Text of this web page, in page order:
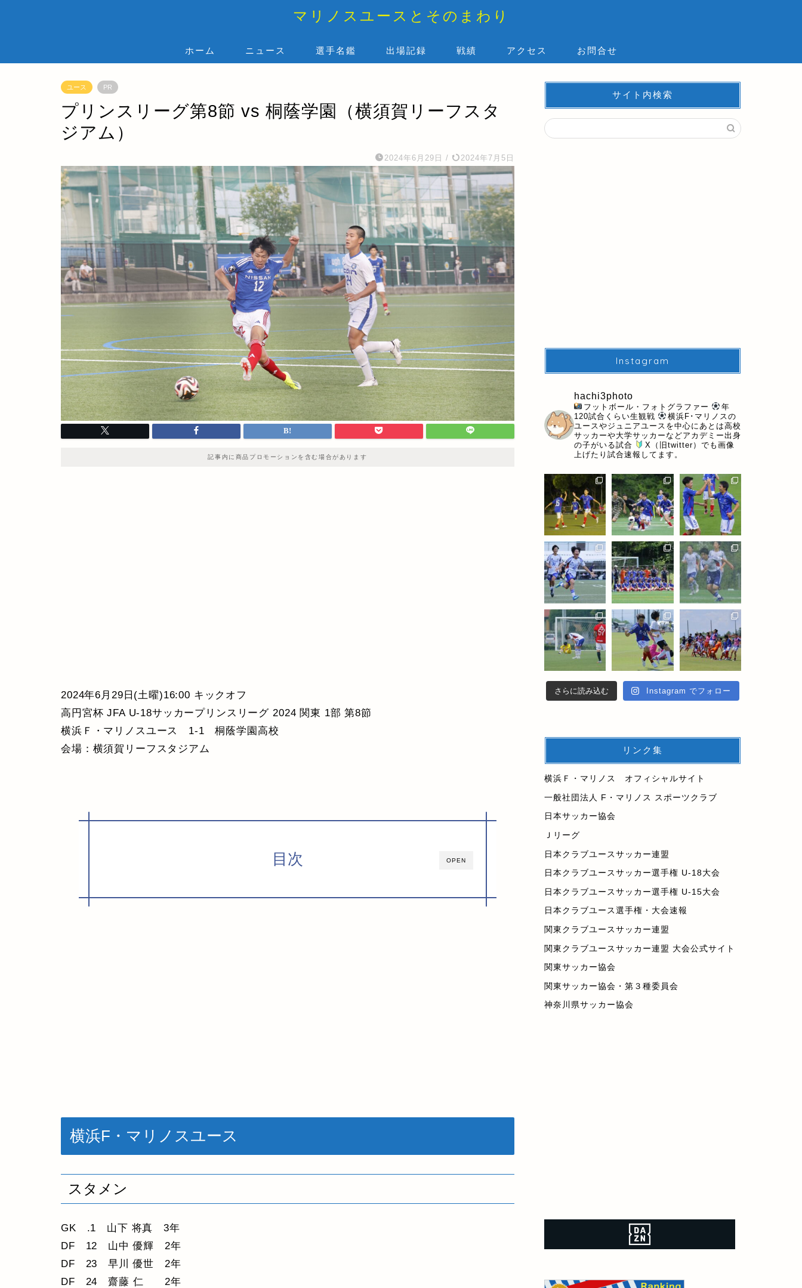
マリノスユースとそのまわり
ホーム ニュース 選手名鑑 出場記録 戦績 アクセス お問合せ
ユース PR
プリンスリーグ第8節 vs 桐蔭学園（横須賀リーフスタ
ジアム）
2024年6月29日 / 2024年7月5日
記事内に商品プロモーションを含む場合があります
2024年6月29日(土曜)16:00 キックオフ
高円宮杯 JFA U-18サッカープリンスリーグ 2024 関東 1部 第8節
横浜Ｆ・マリノスユース 1-1 桐蔭学園高校
会場：横須賀リーフスタジアム
OPEN
目次
横浜F・マリノスユース
スタメン
GK .1 山下 将真 3年
DF 12 山中 優輝 2年
DF 23 早川 優世 2年
DF 24 齋藤 仁 2年
サイト内検索
Instagram
hachi3photo
フットボール・フォトグラファー
年
120試合くらい生観戦
横浜F･マリノスの
ユースやジュニアユースを中心にあとは高校
サッカーや大学サッカーなどアカデミー出身
の子がいる試合
X（旧twitter）でも画像
上げたり試合速報してます。
さらに読み込む Instagram でフォロー
リンク集
横浜Ｆ・マリノス オフィシャルサイト
一般社団法人 F・マリノス スポーツクラブ
日本サッカー協会
Ｊリーグ
日本クラブユースサッカー連盟
日本クラブユースサッカー選手権 U-18大会
日本クラブユースサッカー選手権 U-15大会
日本クラブユース選手権・大会速報
関東クラブユースサッカー連盟
関東クラブユースサッカー連盟 大会公式サイト
関東サッカー協会
関東サッカー協会・第３種委員会
神奈川県サッカー協会